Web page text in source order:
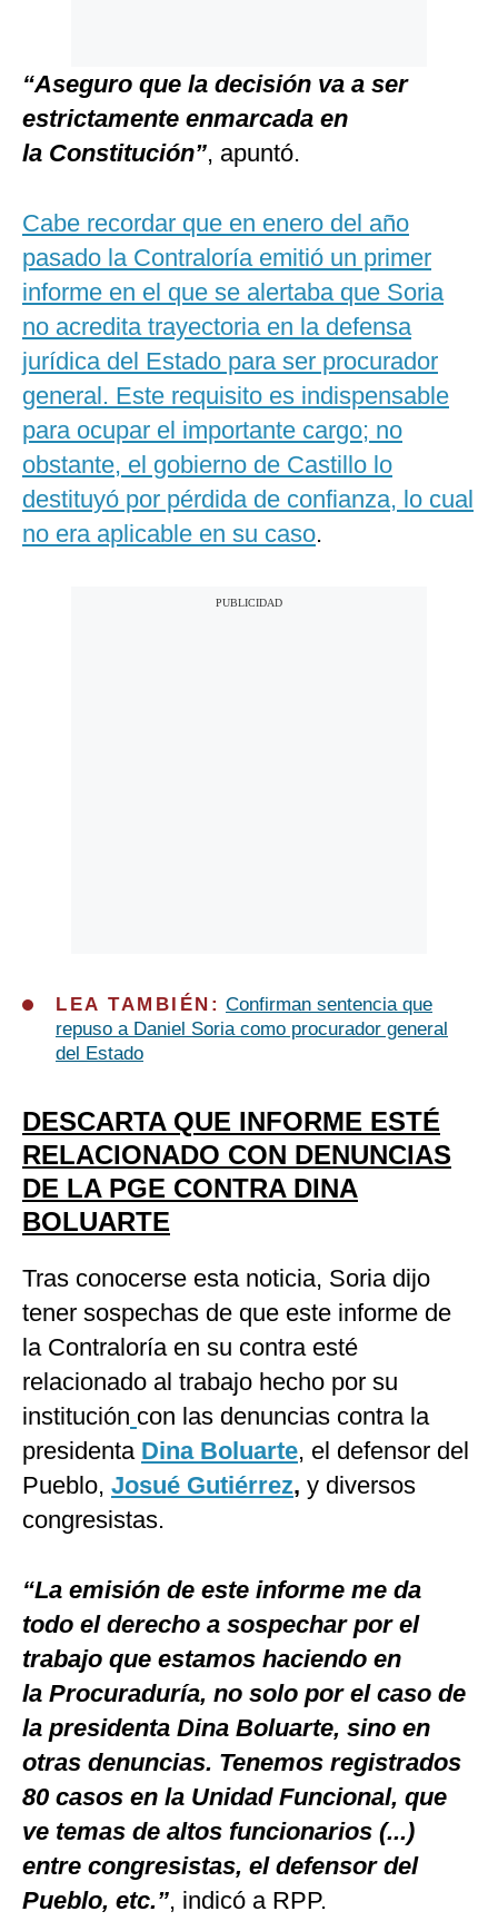
“Aseguro que la decisión va a ser
estrictamente enmarcada en
la Constitución”, apuntó.
Cabe recordar que en enero del año
pasado la Contraloría emitió un primer
informe en el que se alertaba que Soria
no acredita trayectoria en la defensa
jurídica del Estado para ser procurador
general. Este requisito es indispensable
para ocupar el importante cargo; no
obstante, el gobierno de Castillo lo
destituyó por pérdida de confianza, lo cual
no era aplicable en su caso.
LEA TAMBIÉN: Confirman sentencia que
repuso a Daniel Soria como procurador general
del Estado
DESCARTA QUE INFORME ESTÉ
RELACIONADO CON DENUNCIAS
DE LA PGE CONTRA DINA
BOLUARTE
Tras conocerse esta noticia, Soria dijo
tener sospechas de que este informe de
la Contraloría en su contra esté
relacionado al trabajo hecho por su
institución con las denuncias contra la
presidenta Dina Boluarte, el defensor del
Pueblo, Josué Gutiérrez, y diversos
congresistas.
“La emisión de este informe me da
todo el derecho a sospechar por el
trabajo que estamos haciendo en
la Procuraduría, no solo por el caso de
la presidenta Dina Boluarte, sino en
otras denuncias. Tenemos registrados
80 casos en la Unidad Funcional, que
ve temas de altos funcionarios (...)
entre congresistas, el defensor del
Pueblo, etc.”, indicó a RPP.